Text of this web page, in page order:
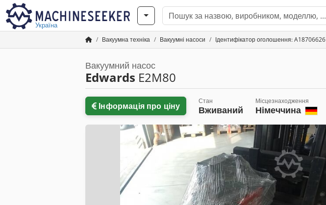
Україна
Вакуумна техніка Вакуумні насоси Ідентифікатор оголошення: A18706626
Вакуумний насос
Edwards E2M80
Інформація про ціну Стан
Вживаний
Місцезнаходження
Німеччина